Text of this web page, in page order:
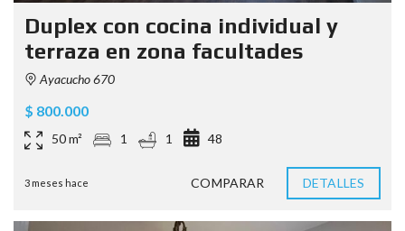
Duplex con cocina individual y
terraza en zona facultades
Ayacucho 670
$ 800.000
50 m² 1 1 48
3 meses hace COMPARAR DETALLES